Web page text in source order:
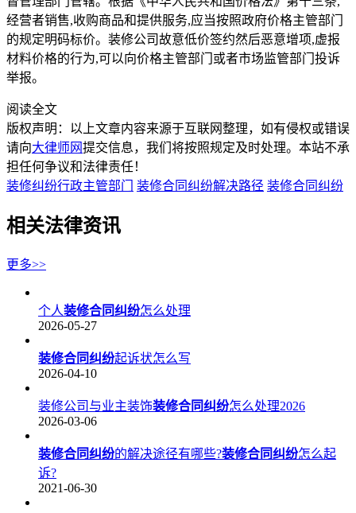
经营者销售,收购商品和提供服务,应当按照政府价格主管部门
的规定明码标价。装修公司故意低价签约然后恶意增项,虚报
材料价格的行为,可以向价格主管部门或者市场监管部门投诉
举报。
阅读全文
版权声明：以上文章内容来源于互联网整理，如有侵权或错误
请向大律师网提交信息，我们将按照规定及时处理。本站不承
担任何争议和法律责任！
装修纠纷行政主管部门
装修合同纠纷解决路径 装修合同纠纷
相关法律资讯
更多>>
个人装修合同纠纷怎么处理
2026-05-27
装修合同纠纷起诉状怎么写
2026-04-10
装修公司与业主装饰装修合同纠纷怎么处理2026
2026-03-06
装修合同纠纷的解决途径有哪些?装修合同纠纷怎么起
诉?
2021-06-30